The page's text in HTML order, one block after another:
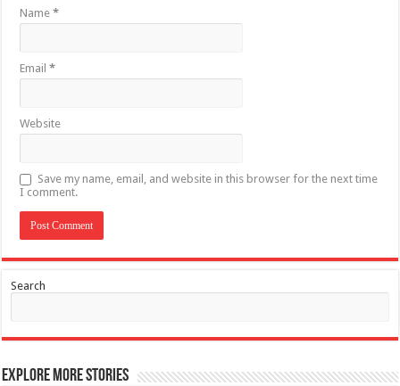
Name*
Email*
Website
Save my name, email, and website in this browser for the next time
I comment.
Search
Explore More Stories